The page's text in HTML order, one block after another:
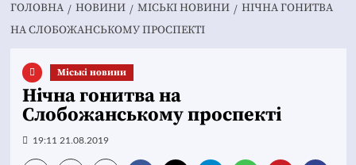
ГОЛОВНА НОВИНИ MІСЬКІ НОВИНИ
НІЧНА ГОНИТВА
НА СЛОБОЖАНСЬКОМУ ПРОСПЕКТІ
Mіські новини
Нічна гонитва на
Слобожанському проспекті
19:11 21.08.2019